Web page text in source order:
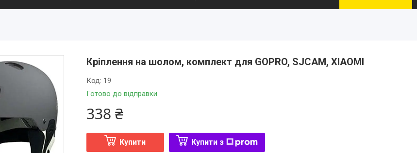
Кріплення на шолом, комплект для GOPRO, SJCAM, XIAOMI
Готово до відправки
Код: 19
338 ₴
Купити Купити з